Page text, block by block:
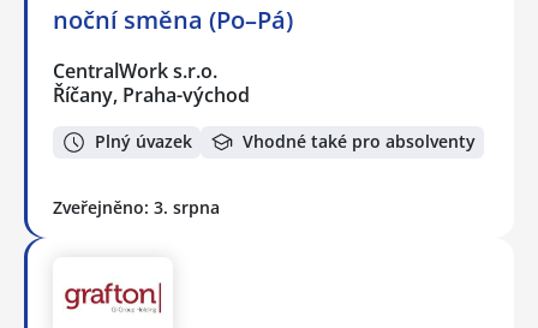
noční směna (Po–Pá)
CentralWork s.r.o.
Říčany, Praha-východ
Plný úvazek Vhodné také pro absolventy
Zveřejněno: 3. srpna